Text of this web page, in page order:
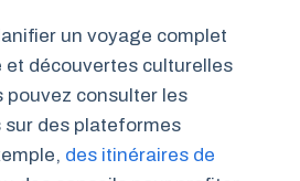
un voyage complet
et découvertes culturelles
pouvez consulter les
des plateformes
des itinéraires de